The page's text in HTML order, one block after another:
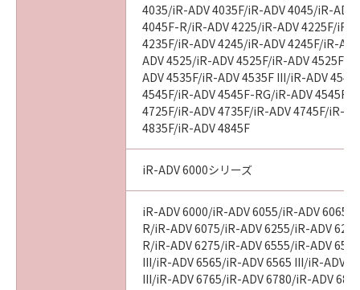
2.101 (Oct 1995), consisting of “commercial
computer software” and “commercial
computer software documentation,” as such
terms are used in 48 C.F.R. 12.212 (Sept 1995).
Consistent with 48 C.F.R. 12.212 and 48 C.F.R.
227.7202-1 through 227.7202-4 (June 1995),
all U.S. Government End Users shall acquire
the Software with only those rights set forth
herein. Manufacturer is Canon Inc./30-2,
本条項中で使用される"the SOFTWARE"とは、
本契約書中で定義される「本ソフトウェア」を
意味し、指し示すものとします。
4035/iR-ADV 4035F/iR-ADV 4045/iR-ADV
4045F-R/iR-ADV 4225/iR-ADV 4225F/iR-
4235F/iR-ADV 4245/iR-ADV 4245F/iR-
ADV 4525/iR-ADV 4525F/iR-ADV 4525F
ADV 4535F/iR-ADV 4535F III/iR-ADV
4545F/iR-ADV 4545F-RG/iR-ADV 4545F
4725F/iR-ADV 4735F/iR-ADV 4745F/iR-
4835F/iR-ADV 4845F
iR-ADV 6000シリーズ
iR-ADV 6000/iR-ADV 6055/iR-ADV 6065/
R/iR-ADV 6075/iR-ADV 6255/iR-ADV
R/iR-ADV 6275/iR-ADV 6555/iR-ADV
III/iR-ADV 6565/iR-ADV 6565 III/iR-ADV
III/iR-ADV 6765/iR-ADV 6780/iR-ADV